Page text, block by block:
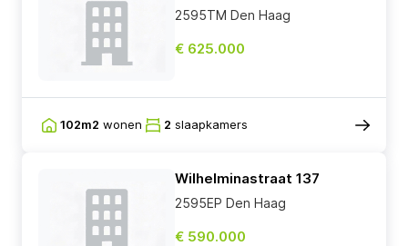
2595TM Den Haag
€ 625.000
102m2 wonen 2 slaapkamers
Wilhelminastraat 137
2595EP Den Haag
€ 590.000